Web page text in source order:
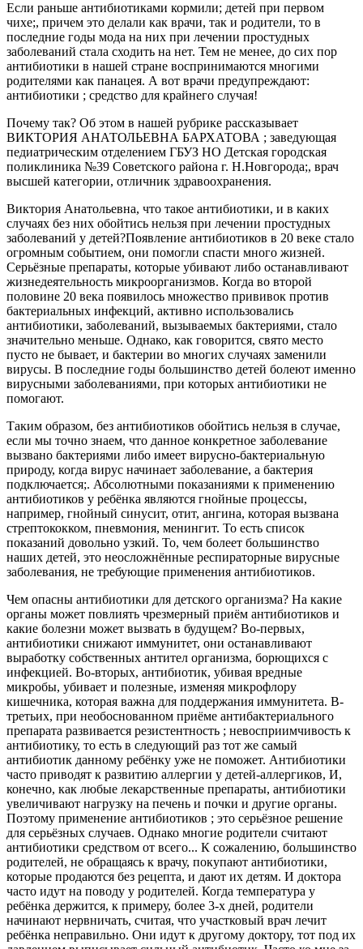
Если раньше антибиотиками кормили; детей при первом
чихе;, причем это делали как врачи, так и родители, то в
последние годы мода на них при лечении простудных
заболеваний стала сходить на нет. Тем не менее, до сих пор
антибиотики в нашей стране воспринимаются многими
родителями как панацея. А вот врачи предупреждают:
антибиотики ; средство для крайнего случая!
Почему так? Об этом в нашей рубрике рассказывает
ВИКТОРИЯ АНАТОЛЬЕВНА БАРХАТОВА ; заведующая
педиатрическим отделением ГБУЗ НО Детская городская
поликлиника №39 Советского района г. Н.Новгорода;, врач
высшей категории, отличник здравоохранения.
Виктория Анатольевна, что такое антибиотики, и в каких
случаях без них обойтись нельзя при лечении простудных
заболеваний у детей?Появление антибиотиков в 20 веке стало
огромным событием, они помогли спасти много жизней.
Серьёзные препараты, которые убивают либо останавливают
жизнедеятельность микроорганизмов. Когда во второй
половине 20 века появилось множество прививок против
бактериальных инфекций, активно использовались
антибиотики, заболеваний, вызываемых бактериями, стало
значительно меньше. Однако, как говорится, свято место
пусто не бывает, и бактерии во многих случаях заменили
вирусы. В последние годы большинство детей болеют именно
вирусными заболеваниями, при которых антибиотики не
помогают.
Таким образом, без антибиотиков обойтись нельзя в случае,
если мы точно знаем, что данное конкретное заболевание
вызвано бактериями либо имеет вирусно-бактериальную
природу, когда вирус начинает заболевание, а бактерия
подключается;. Абсолютными показаниями к применению
антибиотиков у ребёнка являются гнойные процессы,
например, гнойный синусит, отит, ангина, которая вызвана
стрептококком, пневмония, менингит. То есть список
показаний довольно узкий. То, чем болеет большинство
наших детей, это неосложнённые респираторные вирусные
заболевания, не требующие применения антибиотиков.
Чем опасны антибиотики для детского организма? На какие
органы может повлиять чрезмерный приём антибиотиков и
какие болезни может вызвать в будущем? Во-первых,
антибиотики снижают иммунитет, они останавливают
выработку собственных антител организма, борющихся с
инфекцией. Во-вторых, антибиотик, убивая вредные
микробы, убивает и полезные, изменяя микрофлору
кишечника, которая важна для поддержания иммунитета. В-
третьих, при необоснованном приёме антибактериального
препарата развивается резистентность ; невосприимчивость к
антибиотику, то есть в следующий раз тот же самый
антибиотик данному ребёнку уже не поможет. Антибиотики
часто приводят к развитию аллергии у детей-аллергиков, И,
конечно, как любые лекарственные препараты, антибиотики
увеличивают нагрузку на печень и почки и другие органы.
Поэтому применение антибиотиков ; это серьёзное решение
для серьёзных случаев. Однако многие родители считают
антибиотики средством от всего... К сожалению, большинство
родителей, не обращаясь к врачу, покупают антибиотики,
которые продаются без рецепта, и дают их детям. И доктора
часто идут на поводу у родителей. Когда температура у
ребёнка держится, к примеру, более 3-х дней, родители
начинают нервничать, считая, что участковый врач лечит
ребёнка неправильно. Они идут к другому доктору, тот под их